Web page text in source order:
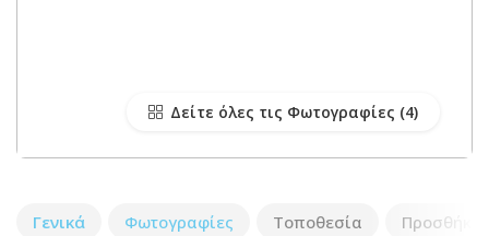
Δείτε όλες τις Φωτογραφίες
Γενικά Φωτογραφίες Τοποθεσία Προσθήκη